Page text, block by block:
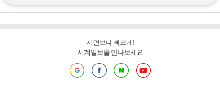
지면보다 빠르게!
세계일보를 만나보세요